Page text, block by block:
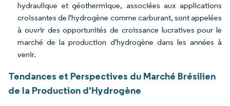
hydraulique et géothermique, associées aux applications
croissantes de l'hydrogène comme carburant, sont appelées
à ouvrir des opportunités de croissance lucratives pour le
marché de la production d'hydrogène dans les années à
venir.
Tendances et Perspectives du Marché Brésilien
de la Production d'Hydrogène